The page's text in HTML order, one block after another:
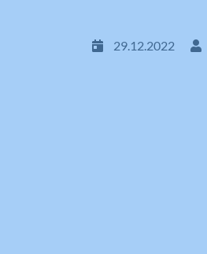
29.12.2022